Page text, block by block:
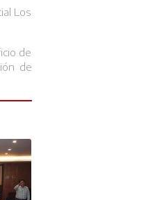
Los
de
de